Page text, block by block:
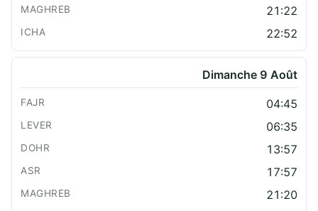
21:22
22:52
Dimanche 9 Août
04:45
06:35
13:57
17:57
21:20